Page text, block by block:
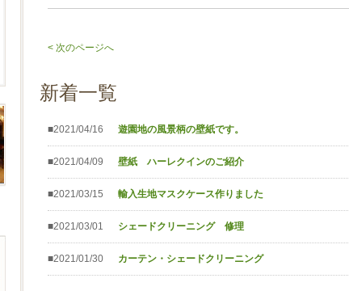
< 次のページへ
新着一覧
■2021/04/16 遊園地の風景柄の壁紙です。
■2021/04/09 壁紙 ハーレクインのご紹介
■2021/03/15 輸入生地マスクケース作りました
■2021/03/01 シェードクリーニング 修理
■2021/01/30 カーテン・シェードクリーニング